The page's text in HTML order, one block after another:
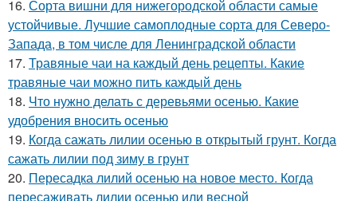
16. Сорта вишни для нижегородской области самые
устойчивые. Лучшие самоплодные сорта для Северо-
Запада, в том числе для Ленинградской области
17. Травяные чаи на каждый день рецепты. Какие
травяные чаи можно пить каждый день
18. Что нужно делать с деревьями осенью. Какие
удобрения вносить осенью
19. Когда сажать лилии осенью в открытый грунт. Когда
сажать лилии под зиму в грунт
20. Пересадка лилий осенью на новое место. Когда
пересаживать лилии осенью или весной